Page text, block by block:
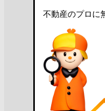
不動産のプロに